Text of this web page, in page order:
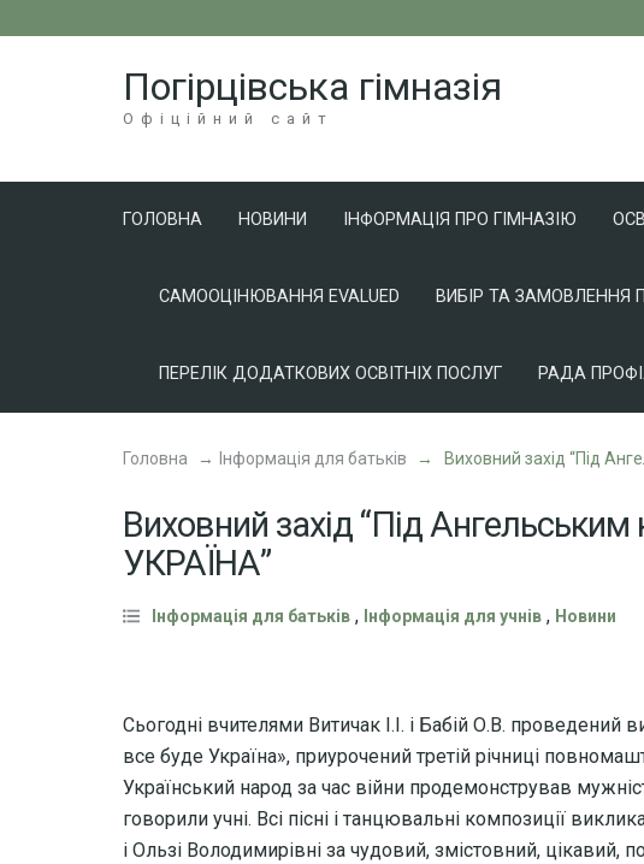
Погірцівська гімназія
Офіційний сайт
ГОЛОВНА НОВИНИ ІНФОРМАЦІЯ ПРО ГІМНАЗІЮ
САМООЦІНЮВАННЯ EVALUED ВИБІР ТА ЗАМОВЛЕННЯ
ПЕРЕЛІК ДОДАТКОВИХ ОСВІТНІХ ПОСЛУГ РАДА
Головна → Інформація для батьків → Виховний захід “Під
Виховний захід “Під
УКРАЇНА”
Інформація для батьків , Інформація для учнів , Новини
Сьогодні вчителями Витичак І.І. і Бабій О.В.
все буде Україна», приурочений третій річниці
Український народ за час війни продемонстрував
говорили учні. Всі пісні і танцювальні композиції
і Ользі Володимирівні за чудовий, змістовний, цікавий,